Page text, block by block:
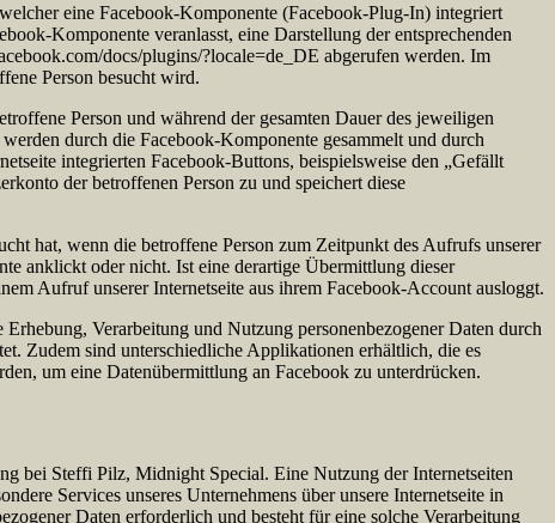
eine Facebook-Komponente (Facebook-Plug-In) integriert
Komponente veranlasst, eine Darstellung der entsprechenden
docs/plugins/?locale=de_DE abgerufen werden. Im
Person besucht wird.
Person und während der gesamten Dauer des jeweiligen
durch die Facebook-Komponente gesammelt und durch
integrierten Facebook-Buttons, beispielsweise den „Gefällt
der betroffenen Person zu und speichert diese
hat, wenn die betroffene Person zum Zeitpunkt des Aufrufs unserer
anklickt oder nicht. Ist eine derartige Übermittlung dieser
Aufruf unserer Internetseite aus ihrem Facebook-Account ausloggt.
Verarbeitung und Nutzung personenbezogener Daten durch
Zudem sind unterschiedliche Applikationen erhältlich, die es
um eine Datenübermittlung an Facebook zu unterdrücken.
bei Steffi Pilz, Midnight Special. Eine Nutzung der Internetseiten
Services unseres Unternehmens über unsere Internetseite in
Daten erforderlich und besteht für eine solche Verarbeitung